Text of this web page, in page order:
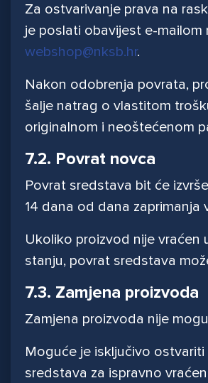
Za ostvarivanje prava na
je poslati obavijest e-mailom
webshop@nksb.hr.
Nakon odobrenja povrata,
šalje natrag o vlastitom
originalnom i neoštećenom
7.2. Povrat novca
Povrat sredstava bit će
14 dana od dana zaprimanja
Ukoliko proizvod nije vraćen
stanju, povrat sredstava
7.3. Zamjena proizvoda
Zamjena proizvoda nije
Moguće je isključivo
sredstava za ispravno